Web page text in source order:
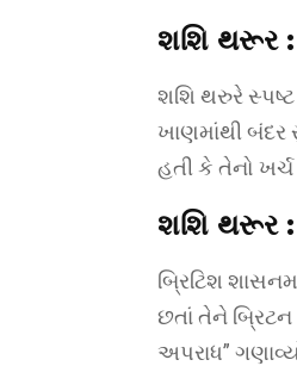
શશિ થરૂર :
શશિ થરુરે સ્પષ્ટ
ખાણમાંથી
હતી કે તેનો
શશિ થરૂર :
બ્રિટિશ
છતાં તેને
અપરાધ”